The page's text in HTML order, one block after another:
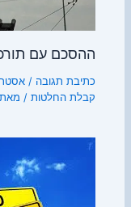
ההסכם עם
כתיבת תגובה /
קבלת החלטות /